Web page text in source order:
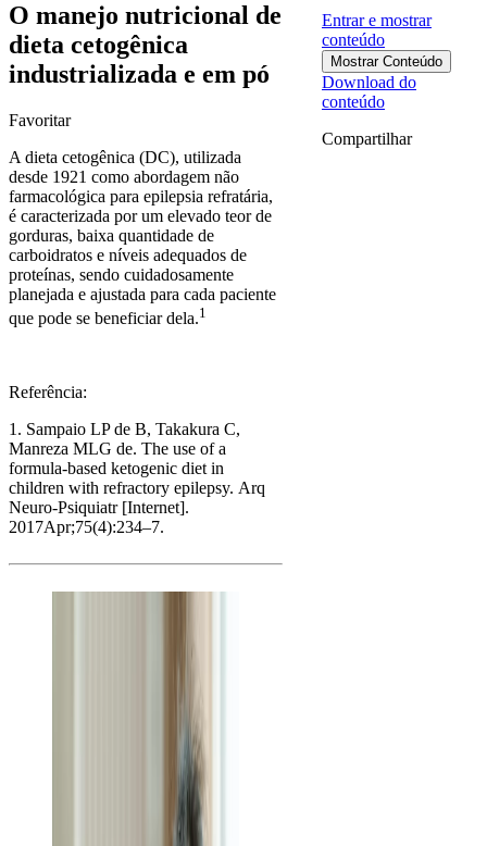
O manejo nutricional de
dieta cetogênica
industrializada e em pó
Favoritar
A dieta cetogênica (DC), utilizada
desde 1921 como abordagem não
farmacológica para epilepsia refratária,
é caracterizada por um elevado teor de
gorduras, baixa quantidade de
carboidratos e níveis adequados de
proteínas, sendo cuidadosamente
planejada e ajustada para cada paciente
que pode se beneficiar dela.1
Referência:
1. Sampaio LP de B, Takakura C,
Manreza MLG de. The use of a
formula-based ketogenic diet in
children with refractory epilepsy. Arq
Neuro-Psiquiatr [Internet].
2017Apr;75(4):234–7.
Entrar e mostrar
conteúdo
Mostrar Conteúdo
Download do
conteúdo
Compartilhar